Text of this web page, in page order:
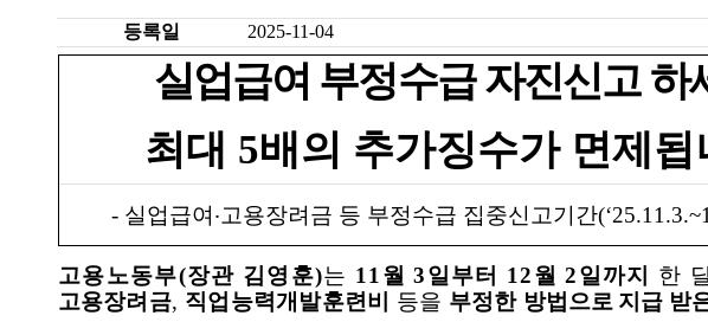
등록일 2025-11-04
실업급여 부정수급 자진신고 하
최대 5배의 추가징수가 면제됩
- 실업급여 ‧고용장려금 등 부정수급 집중신고기간
고용노동부(장관 김영훈)는 11 월3일부터 12월2일까지 한
고용장려금, 직업능력개발훈련비 등을 부정한 방법으로 지급 받